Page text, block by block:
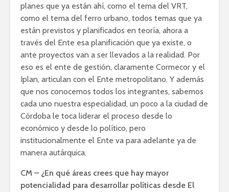
planes que ya están ahí, como el tema del VRT,
como el tema del ferro urbano, todos temas que ya
están previstos y planificados en teoría, ahora a
través del Ente esa planificación que ya existe, o
ante proyectos van a ser llevados a la realidad. Por
eso es el ente de gestión, claramente Cormecor y el
Iplan, articulan con el Ente metropolitano. Y además
que nos conocemos todos los integrantes, sabemos
cada uno nuestra especialidad, un poco a la ciudad de
Córdoba le toca liderar el proceso desde lo
económico y desde lo político, pero
institucionalmente el Ente va para adelante ya de
manera autárquica.
CM – ¿En qué áreas crees que hay mayor
potencialidad para desarrollar políticas desde El